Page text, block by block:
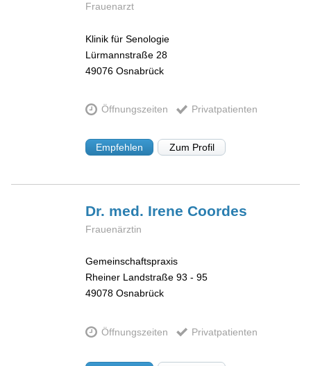
Frauenarzt
Klinik für Senologie
Lürmannstraße 28
49076 Osnabrück
Öffnungszeiten Privatpatienten
Empfehlen Zum Profil
Dr. med. IreneCoordes
Frauenärztin
Gemeinschaftspraxis
Rheiner Landstraße 93 - 95
49078 Osnabrück
Öffnungszeiten Privatpatienten